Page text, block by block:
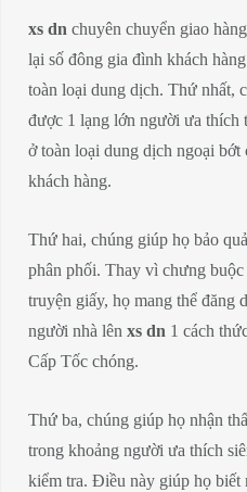
xs dn chuyên chuyển giao
lại số đông gia đình khách
toàn loại dung dịch. Thứ nhất,
được 1 lạng lớn người ưa thích
ở toàn loại dung dịch ngoại
khách hàng.
Thứ hai, chúng giúp họ bảo
phân phối. Thay vì chưng buộc
truyện giấy, họ mang thể đăng
người nhà lên xs dn 1 cách
Cấp Tốc chóng.
Thứ ba, chúng giúp họ nhận
trong khoảng người ưa thích
kiểm tra. Điều này giúp họ biết